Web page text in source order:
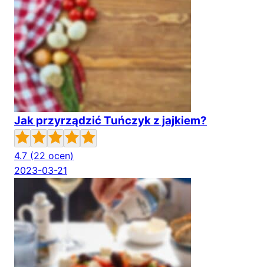
Jak przyrządzić Tuńczyk z jajkiem?
4.7 (22 ocen)
2023-03-21